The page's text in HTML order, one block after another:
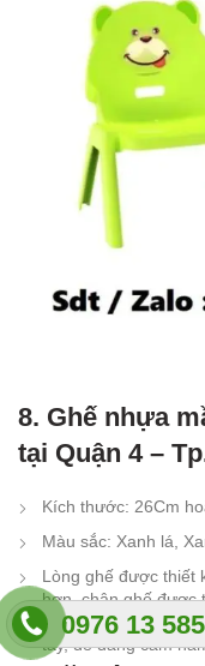
0976 13
8. Ghế nhựa
tại Quận 4 –
Kích thước: 26Cm
Màu sắc: Xanh lá,
Lòng ghế được thiết
hơn, chân ghế được
2-8 tuổi, 2 bên 2
tay, dễ dàng cầm